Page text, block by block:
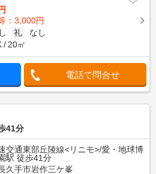
：3,000円
礼
なし
20㎡
電話で問合せ
41分
交通東部丘陵線<リニモ>/愛・地球博
駅 徒歩41分
久手市岩作三ケ峯